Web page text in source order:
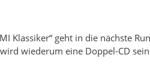
Klassiker“ geht in die nächste
wiederum eine Doppel-CD